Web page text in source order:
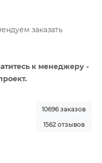
заказать
к менеджеру -
10696 заказов
1562 отзывов